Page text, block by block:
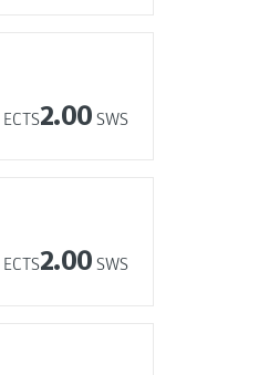
ECTS2.00 SWS
ECTS2.00 SWS